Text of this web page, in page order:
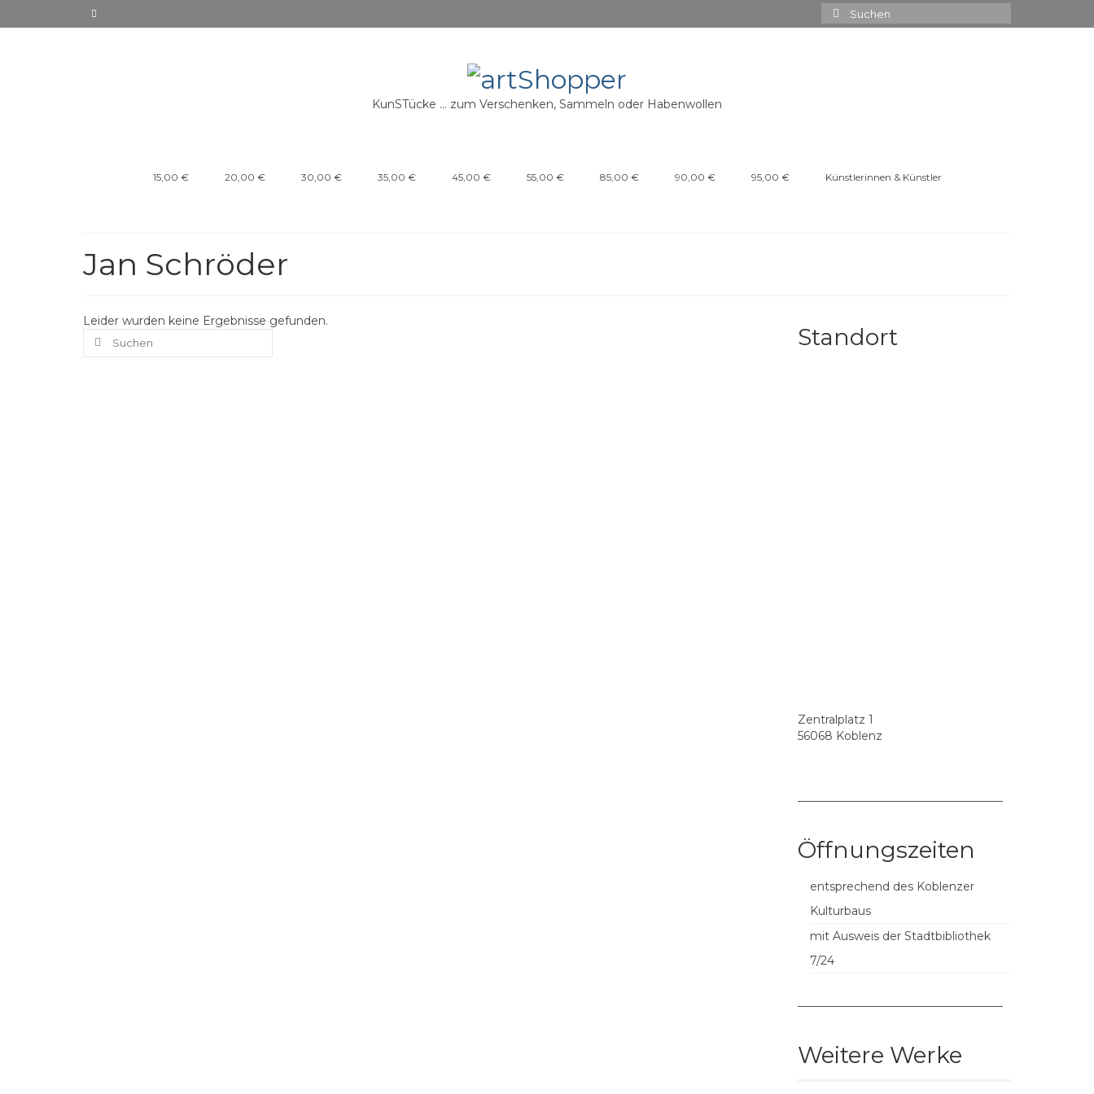
Suchen
nach:
KunSTücke … zum Verschenken, Sammeln oder Habenwollen
15,00 € 20,00 € 30,00 € 35,00 € 45,00 € 55,00 € 85,00 € 90,00 € 95,00 € Künstlerinnen & Künstler
Jan Schröder
Leider wurden keine Ergebnisse gefunden.
Suchen
Standort
Zentralplatz 1
56068 Koblenz
––––––––––––––––––––––––––––––––––––
Öffnungszeiten
entsprechend des Koblenzer
Kulturbaus
mit Ausweis der Stadtbibliothek
7/24
––––––––––––––––––––––––––––––––––––
Weitere Werke